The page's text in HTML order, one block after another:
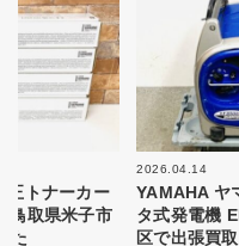
梱包
ガイド
トナーカー
鳥取県米子市
た
2026.04.14
YAMAHA ヤ
タ式発電機
区で出張買